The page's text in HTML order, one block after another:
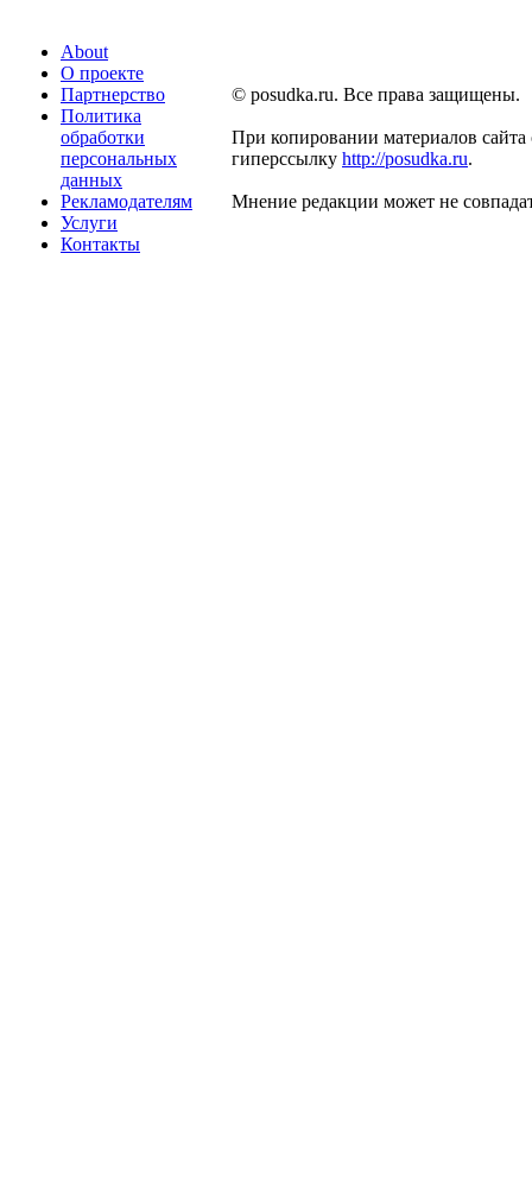
About
О проекте
Партнерство
Политика
обработки
персональных
данных
Рекламодателям
Услуги
Контакты
© posudka.ru. Все права защищены.
При копировании материалов сайта
гиперссылку http://posudka.ru.
Мнение редакции может не